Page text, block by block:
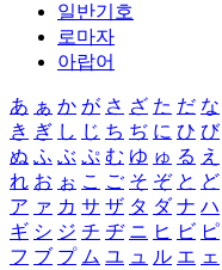
일반기호
로마자
아랍어
あ ぁ か が さ ざ た だ な
き ぎ し じ ち ぢ に ひ び
ぬ ふ ぶ ぷ む ゆ ゅ る え
れ お ぉ こ ご そ ぞ と ど
ア ァ カ サ ザ タ ダ ナ ハ
ギ シ ジ チ ヂ ニ ヒ ビ ピ
フ ブ プ ム ユ ュ ル エ ェ